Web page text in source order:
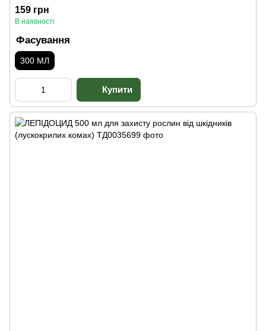
159 грн
В наявності
Фасування
300 МЛ